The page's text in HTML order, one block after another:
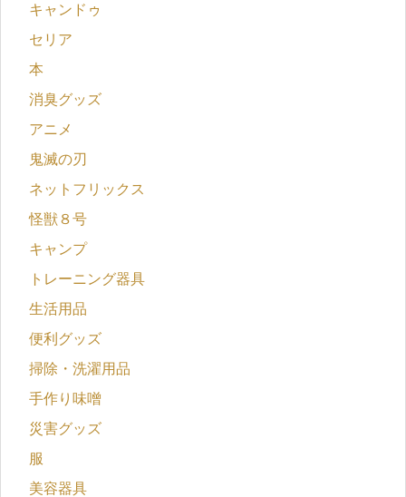
キャンドゥ
セリア
本
消臭グッズ
アニメ
鬼滅の刃
ネットフリックス
怪獣８号
キャンプ
トレーニング器具
生活用品
便利グッズ
掃除・洗濯用品
手作り味噌
災害グッズ
服
美容器具